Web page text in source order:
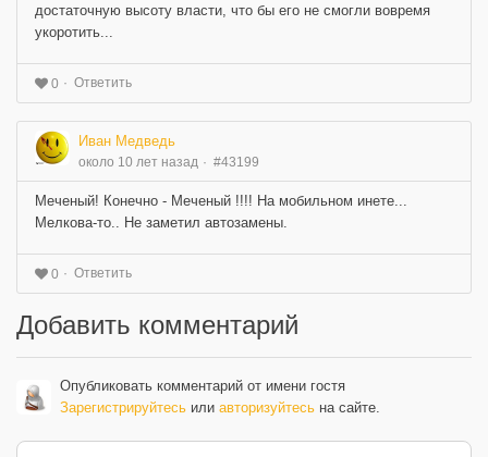
достаточную высоту власти, что бы его не смогли вовремя
укоротить...
0 Ответить
Иван Медведь
около 10 лет назад #43199
Меченый! Конечно - Меченый !!!! На мобильном инете...
Мелкова-то.. Не заметил автозамены.
0 Ответить
Добавить комментарий
Опубликовать комментарий от имени гостя
Зарегистрируйтесь или авторизуйтесь на сайте.